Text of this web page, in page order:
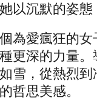
以沉默的姿態
為愛瘋狂的
更深的力量
雪，從熱烈
哲思美感。